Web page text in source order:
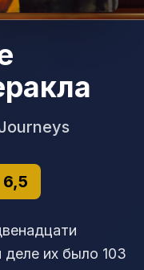
6,5
деле их было 103